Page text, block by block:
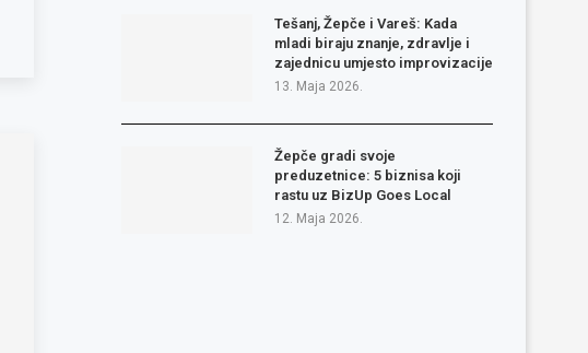
Tešanj, Žepče i Vareš: Kada
mladi biraju znanje, zdravlje i
zajednicu umjesto improvizacije
13. Maja 2026.
Žepče gradi svoje
preduzetnice: 5 biznisa koji
rastu uz BizUp Goes Local
12. Maja 2026.